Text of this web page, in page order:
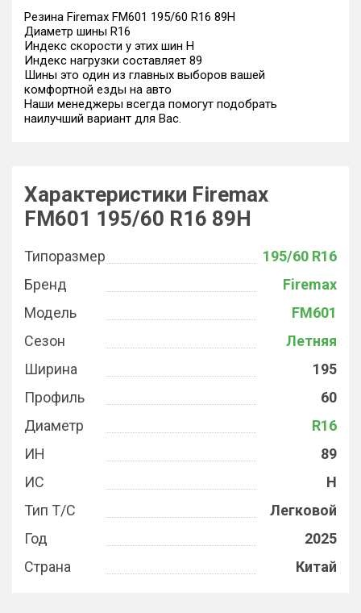
Резина Firemax FM601 195/60 R16 89H
Диаметр шины R16
Индекс скорости у этих шин H
Индекс нагрузки составляет 89
Шины это один из главных выборов вашей
комфортной езды на авто
Наши менеджеры всегда помогут подобрать
наилучший вариант для Вас.
Характеристики Firemax
FM601 195/60 R16 89H
Типоразмер
195/60 R16
Бренд
Firemax
Модель
FM601
Сезон
Летняя
Ширина
195
Профиль
60
Диаметр
R16
ИН
89
ИС
H
Тип Т/С
Легковой
Год
2025
Страна
Китай